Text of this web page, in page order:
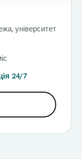
університет
24/7